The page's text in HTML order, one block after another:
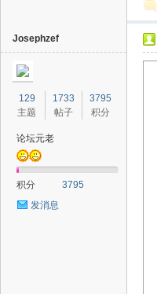
Josephzef
129
主题
1733
帖子
3795
积分
论坛元老
积分
3795
发消息